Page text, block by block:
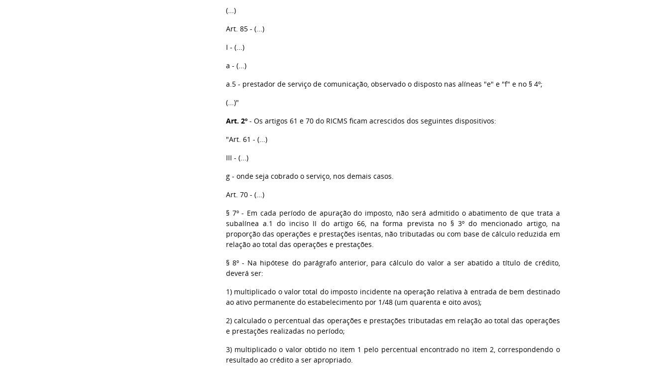
(...)
Art. 85 - (...)
I - (...)
a - (...)
a.5 - prestador de serviço de comunicação, observado o disposto nas alíneas "e" e "f" e no § 4º;
(...)"
Art. 2º- Os artigos 61 e 70 do RICMS ficam acrescidos dos seguintes dispositivos:
"Art. 61 - (...)
III - (...)
g - onde seja cobrado o serviço, nos demais casos.
Art. 70 - (...)
§ 7º - Em cada período de apuração do imposto, não será admitido o abatimento de que trata a
subalínea a.1 do inciso II do artigo 66, na forma prevista no § 3º do mencionado artigo, na
proporção das operações e prestações isentas, não tributadas ou com base de cálculo reduzida em
relação ao total das operações e prestações.
§ 8º - Na hipótese do parágrafo anterior, para cálculo do valor a ser abatido a título de crédito,
deverá ser:
1) multiplicado o valor total do imposto incidente na operação relativa à entrada de bem destinado
ao ativo permanente do estabelecimento por 1/48 (um quarenta e oito avos);
2) calculado o percentual das operações e prestações tributadas em relação ao total das operações
e prestações realizadas no período;
3) multiplicado o valor obtido no item 1 pelo percentual encontrado no item 2, correspondendo o
resultado ao crédito a ser apropriado.